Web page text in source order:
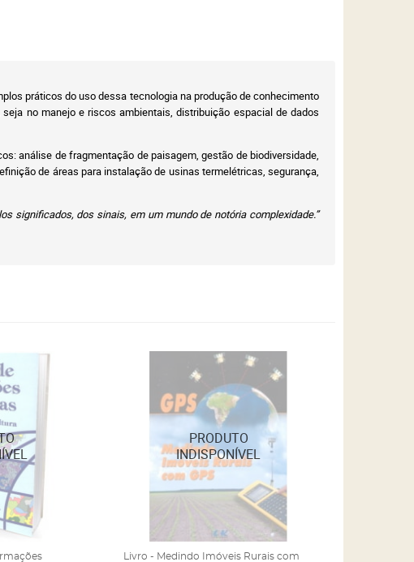
práticos do uso dessa tecnologia na produção de conhecimento
no manejo e riscos ambientais, distribuição espacial de dados
análise de fragmentação de paisagem, gestão de biodiversidade,
de áreas para instalação de usinas termelétricas, segurança,
significados, dos sinais, em um mundo de notória complexidade.”
Livro - Medindo Imóveis Rurais com